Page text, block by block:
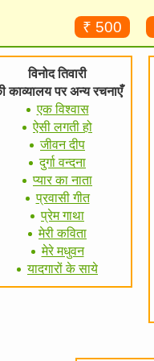
₹ 500
विनोद तिवारी
काव्यालय पर अन्य रचनाएँ
एक विश्वास
ऐसी लगती हो
जीवन दीप
दुर्गा वन्दना
प्यार का नाता
प्रवासी गीत
प्रेम गाथा
मेरी कविता
मेरे मधुवन
यादगारों के साये